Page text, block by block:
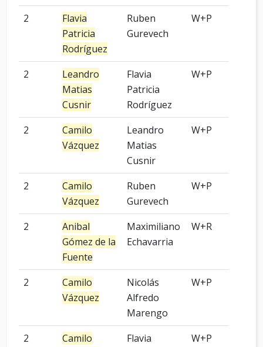
2
Flavia
Patricia
Rodríguez
Ruben
Gurevech
W+P
2
Leandro
Matias
Cusnir
Flavia
Patricia
Rodríguez
W+P
2
Camilo
Vázquez
Leandro
Matias
Cusnir
W+P
2
Camilo
Vázquez
Ruben
Gurevech
W+P
2
Anibal
Gómez de la
Fuente
Maximiliano
Echavarria
W+R
2
Camilo
Vázquez
Nicolás
Alfredo
Marengo
W+P
2
Camilo
Flavia
W+P